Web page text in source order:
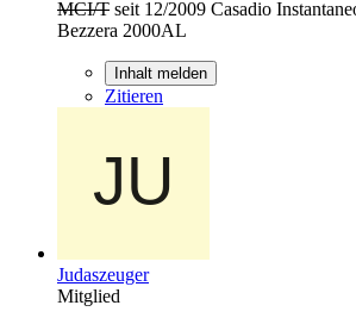
MCI/T seit 12/2009 Casadio
Bezzera 2000AL
Inhalt melden
Zitieren
Judaszeuger
Mitglied